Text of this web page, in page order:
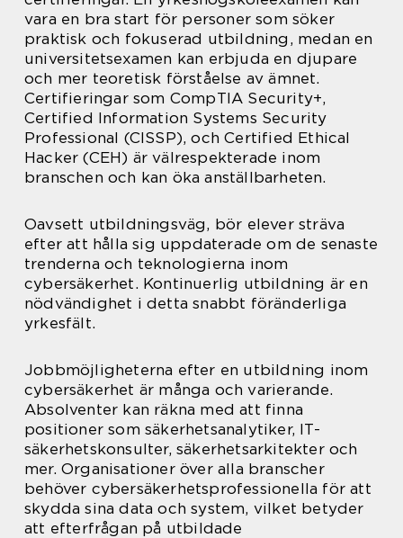
vara en bra start för personer som söker
praktisk och fokuserad utbildning, medan en
universitetsexamen kan erbjuda en djupare
och mer teoretisk förståelse av ämnet.
Certifieringar som CompTIA Security+,
Certified Information Systems Security
Professional (CISSP), och Certified Ethical
Hacker (CEH) är välrespekterade inom
branschen och kan öka anställbarheten.
Oavsett utbildningsväg, bör elever sträva
efter att hålla sig uppdaterade om de senaste
trenderna och teknologierna inom
cybersäkerhet. Kontinuerlig utbildning är en
nödvändighet i detta snabbt föränderliga
yrkesfält.
Jobbmöjligheterna efter en utbildning inom
cybersäkerhet är många och varierande.
Absolventer kan räkna med att finna
positioner som säkerhetsanalytiker, IT-
säkerhetskonsulter, säkerhetsarkitekter och
mer. Organisationer över alla branscher
behöver cybersäkerhetsprofessionella för att
skydda sina data och system, vilket betyder
att efterfrågan på utbildade